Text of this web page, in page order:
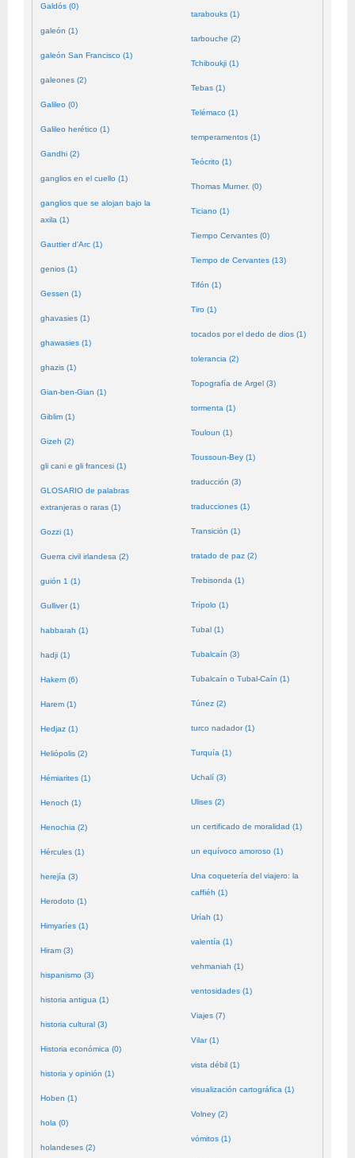
Galdós (0)
galeón (1)
galeón San Francisco (1)
galeones (2)
Galileo (0)
Galileo herético (1)
Gandhi (2)
ganglios en el cuello (1)
ganglios que se alojan bajo la
axila (1)
Gauttier d'Arc (1)
genios (1)
Gessen (1)
ghavasies (1)
ghawasies (1)
ghazis (1)
Gian-ben-Gian (1)
Giblim (1)
Gizeh (2)
gli cani e gli francesi (1)
GLOSARIO de palabras
extranjeras o raras (1)
Gozzi (1)
Guerra civil irlandesa (2)
guión 1 (1)
Gulliver (1)
habbarah (1)
hadji (1)
Hakem (6)
Harem (1)
Hedjaz (1)
Heliópolis (2)
Hémiarites (1)
Henoch (1)
Henochia (2)
Hércules (1)
herejía (3)
Herodoto (1)
Himyaríes (1)
Hiram (3)
hispanismo (3)
historia antigua (1)
historia cultural (3)
Historia económica (0)
historia y opinión (1)
Hoben (1)
hola (0)
holandeses (2)
tarabouks (1)
tarbouche (2)
Tchiboukji (1)
Tebas (1)
Telémaco (1)
temperamentos (1)
Teócrito (1)
Thomas Murner. (0)
Ticiano (1)
Tiempo Cervantes (0)
Tiempo de Cervantes (13)
Tifón (1)
Tiro (1)
tocados por el dedo de dios (1)
tolerancia (2)
Topografía de Argel (3)
tormenta (1)
Touloun (1)
Toussoun-Bey (1)
traducción (3)
traducciones (1)
Transición (1)
tratado de paz (2)
Trebisonda (1)
Trípolo (1)
Tubal (1)
Tubalcaín (3)
Tubalcaín o Tubal-Caín (1)
Túnez (2)
turco nadador (1)
Turquía (1)
Uchalí (3)
Ulises (2)
un certificado de moralidad (1)
un equívoco amoroso (1)
Una coquetería del viajero: la
caffiéh (1)
Uríah (1)
valentía (1)
vehmaniah (1)
ventosidades (1)
Viajes (7)
Vilar (1)
vista débil (1)
visualización cartográfica (1)
Volney (2)
vómitos (1)